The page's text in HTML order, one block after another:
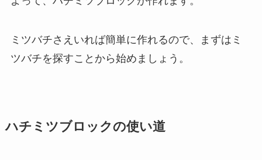
ミツバチさえいれば簡単に作れるので、まずはミ
ツバチを探すことから始めましょう。
ハチミツブロックの使い道